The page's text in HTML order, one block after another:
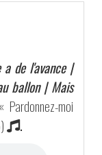
de l'avance |
ballon | Mais
Pardonnez-moi
.